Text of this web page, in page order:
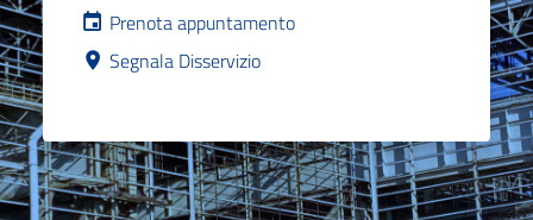
Prenota appuntamento
Segnala Disservizio